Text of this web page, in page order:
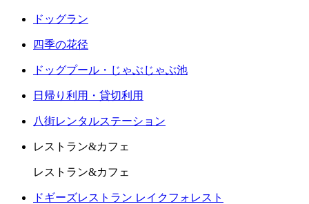
ドッグラン
四季の花径
ドッグプール・じゃぶじゃぶ池
日帰り利用・貸切利用
八街レンタルステーション
レストラン&カフェ
レストラン&カフェ
ドギーズレストラン レイクフォレスト